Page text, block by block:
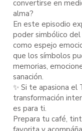
convertirse en
alma?
En este episodio
poder simbólico
como espejo
que los símbolos
memorias,
sanación.
✨ Si te apasiona
transformación
es para ti.
Prepara tu café,